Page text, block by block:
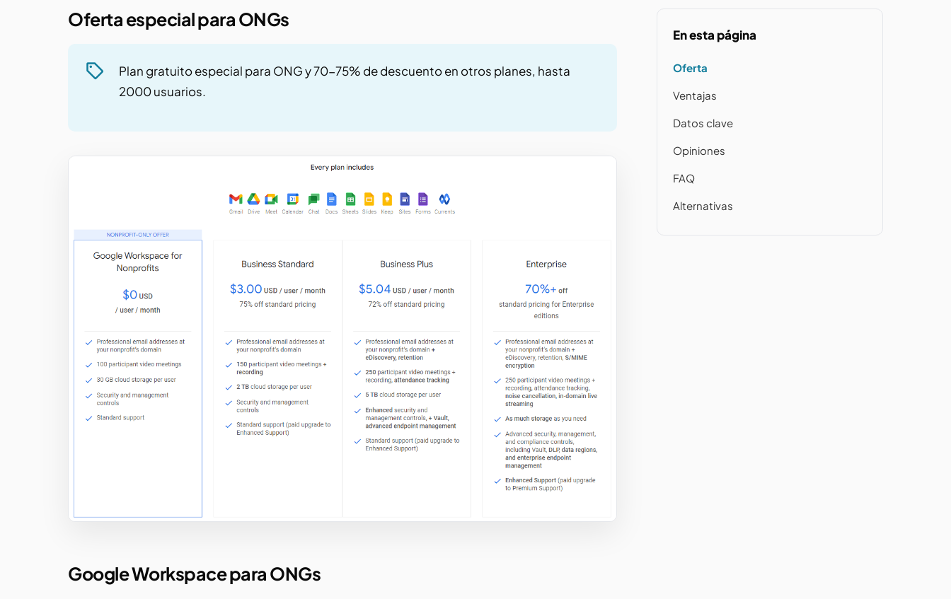
Oferta especial para ONGs
Plan gratuito especial para ONG y 70-75% de descuento en otros planes, hasta
2000 usuarios.
Google Workspace para ONGs
En esta página
Oferta
Ventajas
Datos clave
Opiniones
FAQ
Alternativas